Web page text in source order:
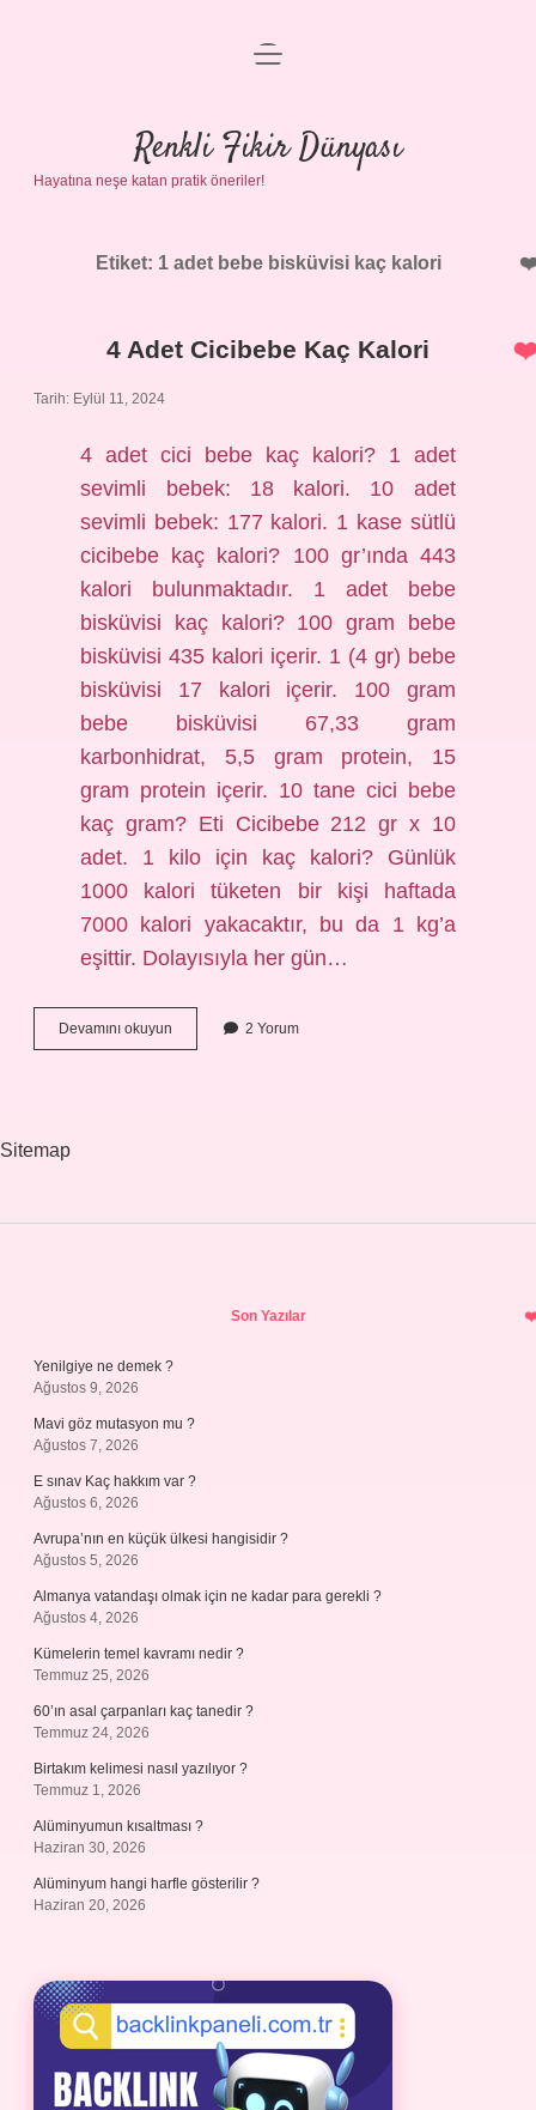
Anasayfa
Gizlilik Politikası
Yasal Uyarı
menüyü
Renkli Fikir Dünyası
Hayatına neşe katan pratik öneriler!
Etiket: 1 adet bebe bisküvisi kaç kalori
4 Adet Cicibebe Kaç Kalori
Tarih: Eylül 11, 2024
4 adet cici bebe kaç kalori? 1 adet
sevimli bebek: 18 kalori. 10 adet
sevimli bebek: 177 kalori. 1 kase sütlü
cicibebe kaç kalori? 100 gr’ında 443
kalori bulunmaktadır. 1 adet bebe
bisküvisi kaç kalori? 100 gram bebe
bisküvisi 435 kalori içerir. 1 (4 gr) bebe
bisküvisi 17 kalori içerir. 100 gram
bebe bisküvisi 67,33 gram
karbonhidrat, 5,5 gram protein, 15
gram protein içerir. 10 tane cici bebe
kaç gram? Eti Cicibebe 212 gr x 10
adet. 1 kilo için kaç kalori? Günlük
1000 kalori tüketen bir kişi haftada
7000 kalori yakacaktır, bu da 1 kg’a
eşittir. Dolayısıyla her gün…
Devamını okuyun
Adet
2 Yorum
Sitemap
Son Yazılar
Yenilgiye ne demek ?
Ağustos 9, 2026
Mavi göz mutasyon mu ?
Ağustos 7, 2026
E sınav Kaç hakkım var ?
Ağustos 6, 2026
Avrupa’nın en küçük ülkesi hangisidir ?
Ağustos 5, 2026
Almanya vatandaşı olmak için ne kadar para gerekli ?
Ağustos 4, 2026
Kümelerin temel kavramı nedir ?
Temmuz 25, 2026
60’ın asal çarpanları kaç tanedir ?
Temmuz 24, 2026
Birtakım kelimesi nasıl yazılıyor ?
Temmuz 1, 2026
Alüminyumun kısaltması ?
Haziran 30, 2026
Alüminyum hangi harfle gösterilir ?
Haziran 20, 2026